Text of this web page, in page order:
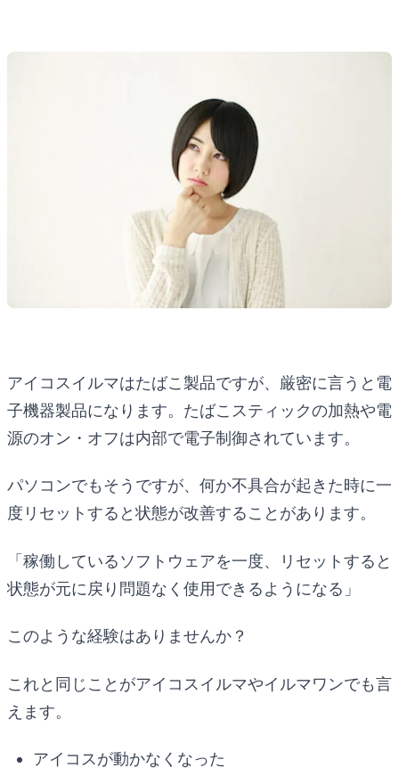
アイコスイルマはたばこ製品ですが、厳密に言うと電
子機器製品になります。たばこスティックの加熱や電
源のオン・オフは内部で電子制御されています。
パソコンでもそうですが、何か不具合が起きた時に一
度リセットすると状態が改善することがあります。
「稼働しているソフトウェアを一度、リセットすると
状態が元に戻り問題なく使用できるようになる」
このような経験はありませんか？
これと同じことがアイコスイルマやイルマワンでも言
えます。
アイコスが動かなくなった